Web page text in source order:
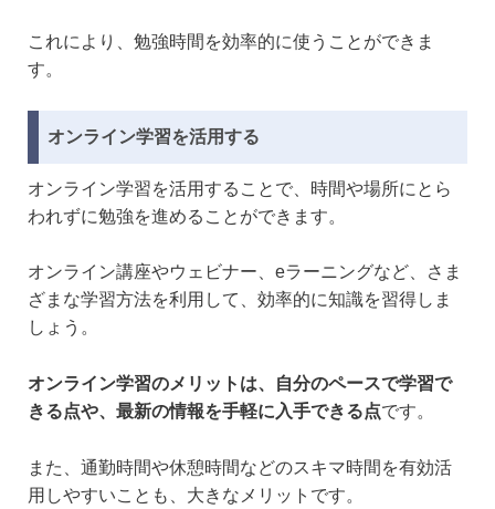
これにより、勉強時間を効率的に使うことができま
す。
オンライン学習を活用する
オンライン学習を活用することで、時間や場所にとら
われずに勉強を進めることができます。
オンライン講座やウェビナー、eラーニングなど、さま
ざまな学習方法を利用して、効率的に知識を習得しま
しょう。
オンライン学習のメリットは、自分のペースで学習で
きる点や、最新の情報を手軽に入手できる点です。
また、通勤時間や休憩時間などのスキマ時間を有効活
用しやすいことも、大きなメリットです。